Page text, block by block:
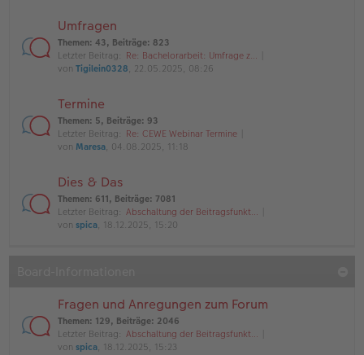
Umfragen
Themen: 43, Beiträge: 823
Letzter Beitrag: Re: Bachelorarbeit: Umfrage z…
von Tigilein0328, 22.05.2025, 08:26
Termine
Themen: 5, Beiträge: 93
Letzter Beitrag: Re: CEWE Webinar Termine
von Maresa, 04.08.2025, 11:18
Dies & Das
Themen: 611, Beiträge: 7081
Letzter Beitrag: Abschaltung der Beitragsfunkt…
von spica, 18.12.2025, 15:20
Fragen und Anregungen zum Forum
Themen: 129, Beiträge: 2046
Letzter Beitrag: Abschaltung der Beitragsfunkt…
von spica, 18.12.2025, 15:23